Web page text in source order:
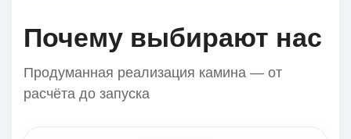
Почему выбирают нас
Продуманная реализация камина — от
расчёта до запуска